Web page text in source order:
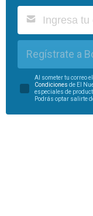
Regístrate a
Al someter tu correo
Condiciones de El
especiales de
Podrás optar salirte